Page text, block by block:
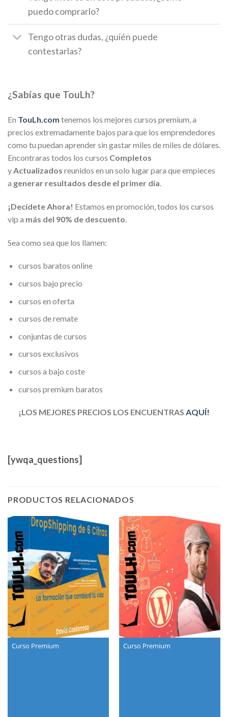
puedo comprarlo?
Tengo otras dudas, ¿quién puede
contestarlas?
¿Sabías que TouLh?
En TouLh.com tenemos los mejores cursos premium, a
precios extremadamente bajos para que los emprendedores
como tu puedan aprender sin gastar miles de miles de dólares.
Encontraras todos los cursos Completos
yActualizados reunidos en un solo lugar para que empieces
a generar resultados desde el primer día.
¡Decídete Ahora! Estamos en promoción, todos los cursos
vip a más del 90% de descuento
Sea como sea que los llamen:
cursos baratos online
cursos bajo precio
cursos en oferta
cursos de remate
conjuntas de cursos
cursos exclusivos
cursos a bajo coste
cursos premium baratos
¡LOS MEJORES PRECIOS LOS ENCUENTRAS AQUÍ!
[ywqa_questions]
PRODUCTOS RELACIONADOS
Curso Premium Curso Premium